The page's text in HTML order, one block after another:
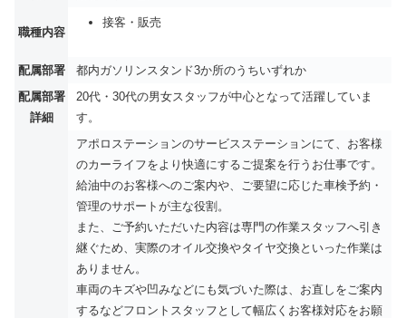
職種内容
接客・販売
配属部署
都内ガソリンスタンド3か所のうちいずれか
配属部署
詳細
20代・30代の男女スタッフが中心となって活躍していま
す。
アポロステーションのサービスステーションにて、お客様
のカーライフをより快適にするご提案を行うお仕事です。
給油中のお客様へのご案内や、ご要望に応じた車検予約・
管理のサポートが主な役割。
また、ご予約いただいた内容は専門の作業スタッフへ引き
継ぐため、実際のオイル交換やタイヤ交換といった作業は
ありません。
車両のキズや凹みなどにも気づいた際は、お直しをご案内
するなどフロントスタッフとして幅広くお客様対応をお願